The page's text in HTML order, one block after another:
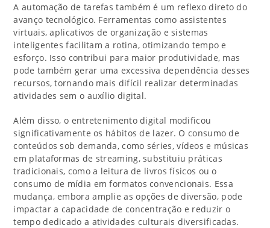
A automação de tarefas também é um reflexo direto do
avanço tecnológico. Ferramentas como assistentes
virtuais, aplicativos de organização e sistemas
inteligentes facilitam a rotina, otimizando tempo e
esforço. Isso contribui para maior produtividade, mas
pode também gerar uma excessiva dependência desses
recursos, tornando mais difícil realizar determinadas
atividades sem o auxílio digital.
Além disso, o entretenimento digital modificou
significativamente os hábitos de lazer. O consumo de
conteúdos sob demanda, como séries, vídeos e músicas
em plataformas de streaming, substituiu práticas
tradicionais, como a leitura de livros físicos ou o
consumo de mídia em formatos convencionais. Essa
mudança, embora amplie as opções de diversão, pode
impactar a capacidade de concentração e reduzir o
tempo dedicado a atividades culturais diversificadas.